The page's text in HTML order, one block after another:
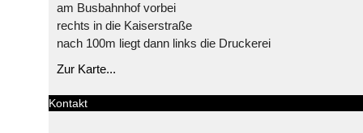
am Busbahnhof vorbei
rechts in die Kaiserstraße
nach 100m liegt dann links die Druckerei
Zur Karte...
Kontakt